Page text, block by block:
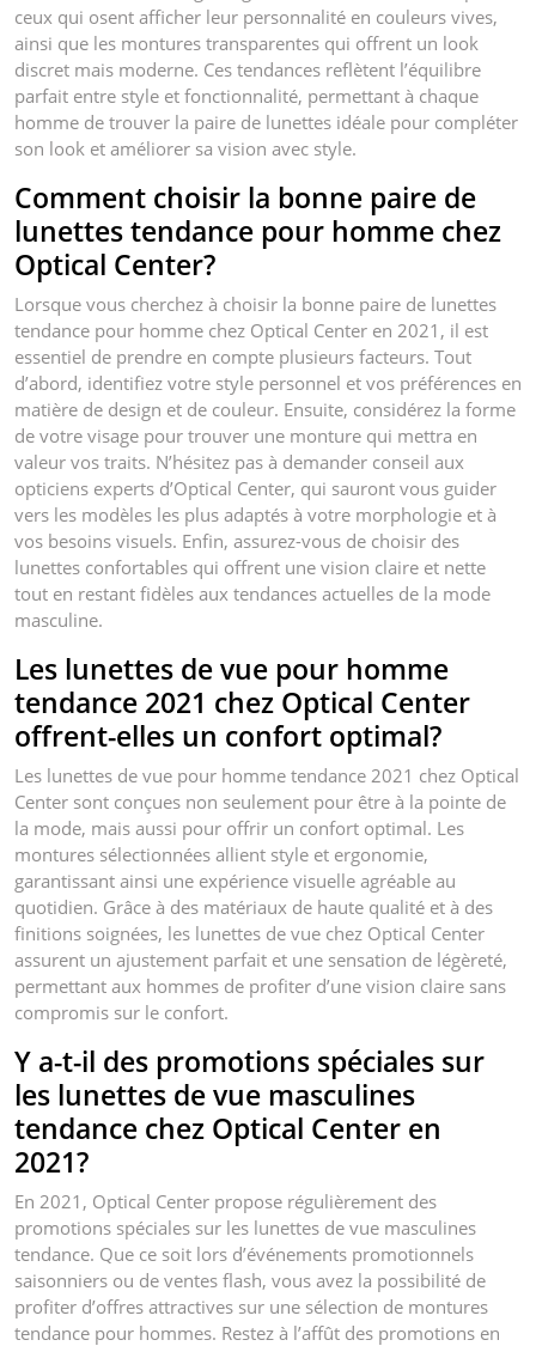
ceux qui osent afficher leur personnalité en couleurs vives,
ainsi que les montures transparentes qui offrent un look
discret mais moderne. Ces tendances reflètent l’équilibre
parfait entre style et fonctionnalité, permettant à chaque
homme de trouver la paire de lunettes idéale pour compléter
son look et améliorer sa vision avec style.
Comment choisir la bonne paire de
lunettes tendance pour homme chez
Optical Center?
Lorsque vous cherchez à choisir la bonne paire de lunettes
tendance pour homme chez Optical Center en 2021, il est
essentiel de prendre en compte plusieurs facteurs. Tout
d’abord, identifiez votre style personnel et vos préférences en
matière de design et de couleur. Ensuite, considérez la forme
de votre visage pour trouver une monture qui mettra en
valeur vos traits. N’hésitez pas à demander conseil aux
opticiens experts d’Optical Center, qui sauront vous guider
vers les modèles les plus adaptés à votre morphologie et à
vos besoins visuels. Enfin, assurez-vous de choisir des
lunettes confortables qui offrent une vision claire et nette
tout en restant fidèles aux tendances actuelles de la mode
masculine.
Les lunettes de vue pour homme
tendance 2021 chez Optical Center
offrent-elles un confort optimal?
Les lunettes de vue pour homme tendance 2021 chez Optical
Center sont conçues non seulement pour être à la pointe de
la mode, mais aussi pour offrir un confort optimal. Les
montures sélectionnées allient style et ergonomie,
garantissant ainsi une expérience visuelle agréable au
quotidien. Grâce à des matériaux de haute qualité et à des
finitions soignées, les lunettes de vue chez Optical Center
assurent un ajustement parfait et une sensation de légèreté,
permettant aux hommes de profiter d’une vision claire sans
compromis sur le confort.
Y a-t-il des promotions spéciales sur
les lunettes de vue masculines
tendance chez Optical Center en
2021?
En 2021, Optical Center propose régulièrement des
promotions spéciales sur les lunettes de vue masculines
tendance. Que ce soit lors d’événements promotionnels
saisonniers ou de ventes flash, vous avez la possibilité de
profiter d’offres attractives sur une sélection de montures
tendance pour hommes. Restez à l’affût des promotions en